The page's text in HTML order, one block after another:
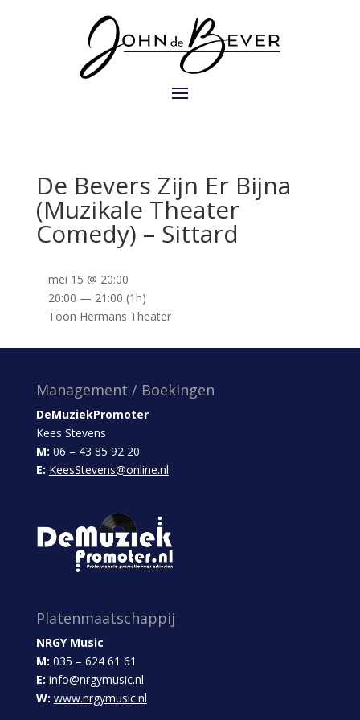
De Bevers Zijn Er Bijna
(Muzikale Theater
Comedy) – Sittard
mei 15 @ 20:00
20:00 — 21:00 (1h)
Toon Hermans Theater
Management / Boekingen
DeMuziekPromoter
Kees Stevens
M: 06 – 43 85 92 20
E: KeesStevens@online.nl
Platenmaatschappij
NRGY Music
M: 035 – 624 61 61
E: info@nrgymusic.nl
W: www.nrgymusic.nl